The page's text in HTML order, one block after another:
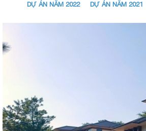
DỰ ÁN NĂM 2022
DỰ ÁN NĂM 2021